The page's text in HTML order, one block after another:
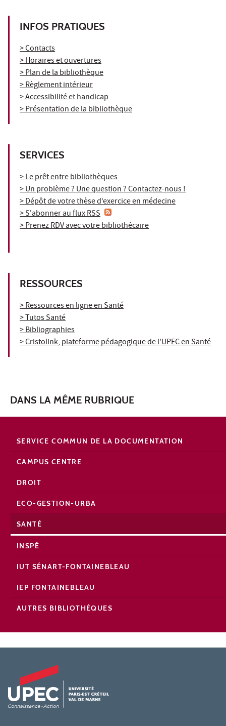
INFOS PRATIQUES
> Contacts
> Horaires et ouvertures
> Plan de la bibliothèque
> Règlement intérieur
> Accessibilité et handicap
> Présentation de la bibliothèque
SERVICES
> Le prêt entre bibliothèques
> Un problème ? Une question ? Contactez-nous !
> Dépôt de votre thèse d’exercice en médecine
> S'abonner au flux RSS
> Prenez RDV avec votre bibliothécaire
RESSOURCES
> Ressources en ligne en Santé
> Tutos Santé
> Bibliographies
> Cristolink, plateforme pédagogique de l'UPEC en Santé
DANS LA MÊME RUBRIQUE
SERVICE COMMUN DE LA DOCUMENTATION
CAMPUS CENTRE
DROIT
ECO-GESTION-URBA
SANTÉ
INSPÉ
IUT SÉNART-FONTAINEBLEAU
IEP FONTAINEBLEAU
AUTRES BIBLIOTHÈQUES